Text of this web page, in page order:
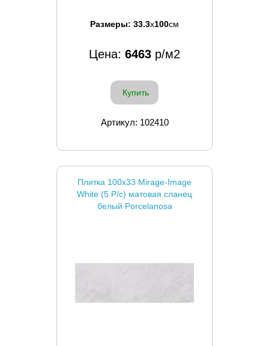
Размеры: 33.3x100см
Цена: 6463 р/м2
Купить
Артикул: 102410
Плитка 100x33 Mirage-Image
White (5 P/c) матовая сланец
белый Porcelanosa